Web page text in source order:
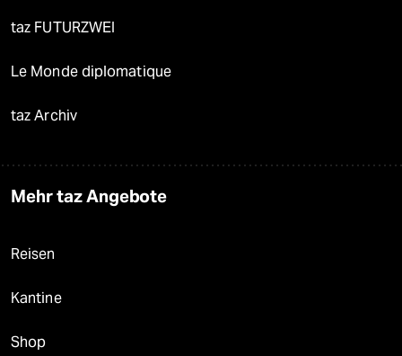
taz FUTURZWEI
Le Monde diplomatique
taz Archiv
Mehr taz Angebote
Reisen
Kantine
Shop